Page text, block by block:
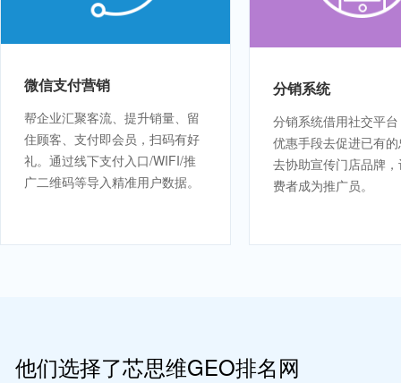
微信支付营销
帮企业汇聚客流、提升销量、留
住顾客、支付即会员，扫码有好
礼。通过线下支付入口/WIFI/推
广二维码等导入精准用户数据。
分销系统
分销系统借用社交平
优惠手段去促进已有
去协助宣传门店品牌
费者成为推广员。
他们选择了芯思维GEO排名网